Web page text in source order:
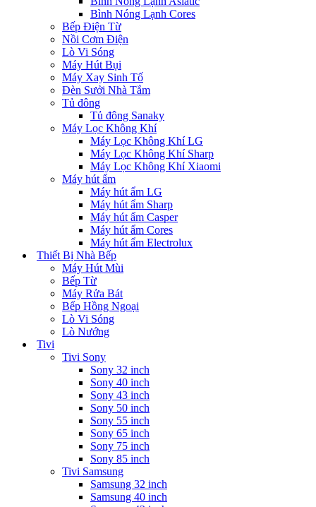
Bình Nóng Lạnh Cores
Bếp Điện Từ
Nồi Cơm Điện
Lò Vi Sóng
Máy Hút Bụi
Máy Xay Sinh Tố
Đèn Sưởi Nhà Tắm
Tủ đông
Tủ đông Sanaky
Máy Lọc Không Khí
Máy Lọc Không Khí LG
Máy Lọc Không Khí Sharp
Máy Lọc Không Khí Xiaomi
Máy hút ẩm
Máy hút ẩm LG
Máy hút ẩm Sharp
Máy hút ẩm Casper
Máy hút ẩm Cores
Máy hút ẩm Electrolux
Thiết Bị Nhà Bếp
Máy Hút Mùi
Bếp Từ
Máy Rửa Bát
Bếp Hồng Ngoại
Lò Vi Sóng
Lò Nướng
Tivi
Tivi Sony
Sony 32 inch
Sony 40 inch
Sony 43 inch
Sony 50 inch
Sony 55 inch
Sony 65 inch
Sony 75 inch
Sony 85 inch
Tivi Samsung
Samsung 32 inch
Samsung 40 inch